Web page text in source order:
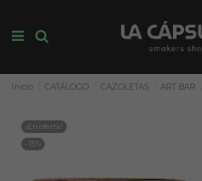
Inicio CATÁLOGO CAZOLETAS ART BAR
¡En oferta!
-15%